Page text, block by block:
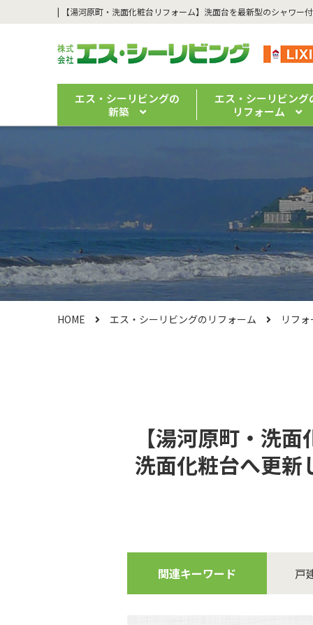
エス・シーリビングの
新築
エス・シーリビング
リフォーム
HOME エス・シーリビングのリフォーム リフ
【湯河原町・洗
洗面化粧台へ更新
関連キーワード 戸